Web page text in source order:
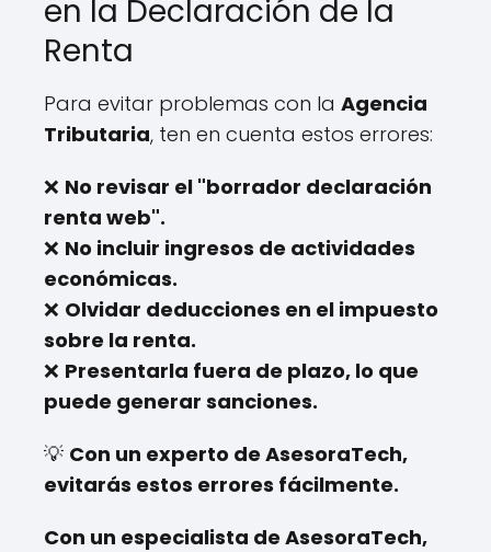
en la Declaración de la
Renta
Para evitar problemas con la Agencia
Tributaria, ten en cuenta estos errores:
❌ No revisar el "borrador declaración
renta web".
❌ No incluir ingresos de actividades
económicas.
❌ Olvidar deducciones en el impuesto
sobre la renta.
❌ Presentarla fuera de plazo, lo que
puede generar sanciones.
💡 Con un experto de AsesoraTech,
evitarás estos errores fácilmente.
Con un especialista de AsesoraTech,